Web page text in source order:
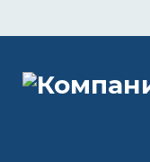
Что значит